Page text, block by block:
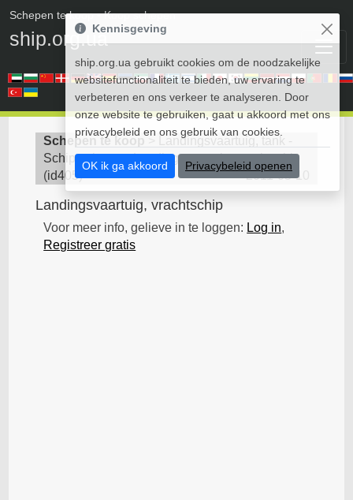
Schepen te koop• Koop schepen
ship.org.ua
Schepen te koop
Landingsvaartuig, tank -
Schip te koop>Landingsvaartuig, vrachtschip
(id405) 2011-05-10
Landingsvaartuig, vrachtschip
Voor meer info, gelieve in te loggen: Log in,
Registreer gratis
Kennisgeving
ship.org.ua gebruikt cookies om de noodzakelijke
websitefunctionaliteit te bieden, uw ervaring te
verbeteren en ons verkeer te analyseren. Door
onze website te gebruiken, gaat u akkoord met ons
privacybeleid en ons gebruik van cookies.
OK ik ga akkoord Privacybeleid openen